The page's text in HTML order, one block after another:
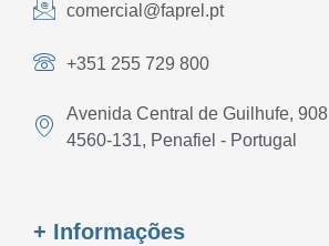
comercial@faprel.pt
+351 255 729 800
Avenida Central de Guilhufe, 908
4560-131, Penafiel - Portugal
+ Informações